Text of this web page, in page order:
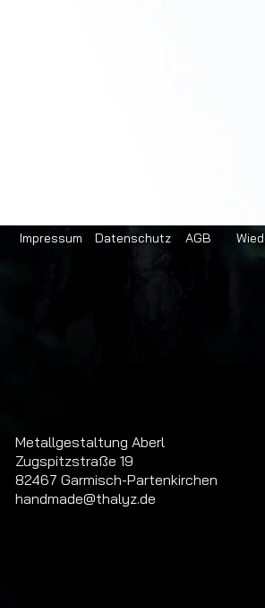
Impressum Datenschutz AGB
Metallgestaltung Aberl
Zugspitzstraße 19
82467 Garmisch-Partenkirchen
handmade@thalyz.de